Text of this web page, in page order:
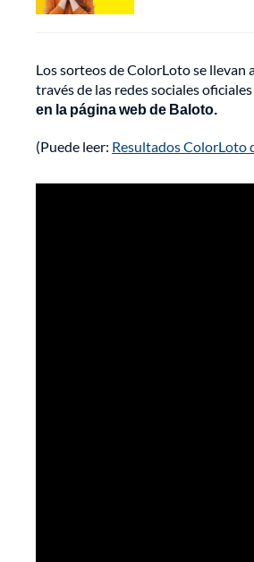
Los sorteos de ColorLoto se llevan
través de las redes sociales
en la página web de Baloto.
(Puede leer: Resultados ColorLoto